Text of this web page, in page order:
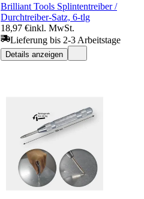
Brilliant Tools Splintentreiber /
Durchtreiber-Satz, 6-tlg
18,97 €inkl. MwSt.
Lieferung bis 2-3 Arbeitstage
Details anzeigen